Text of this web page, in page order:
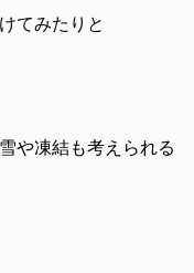
てみたりと
や凍結も考えられる